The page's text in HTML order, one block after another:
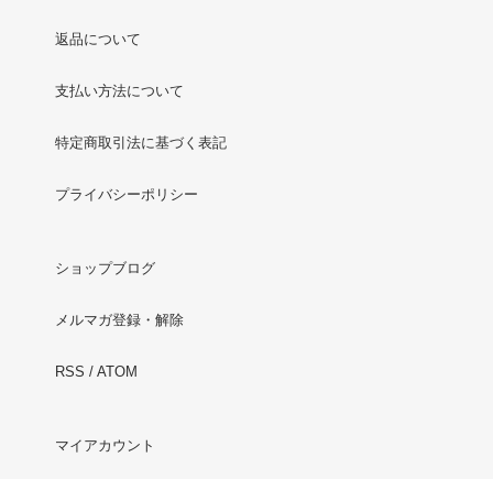
返品について
支払い方法について
特定商取引法に基づく表記
プライバシーポリシー
ショップブログ
メルマガ登録・解除
RSS / ATOM
マイアカウント